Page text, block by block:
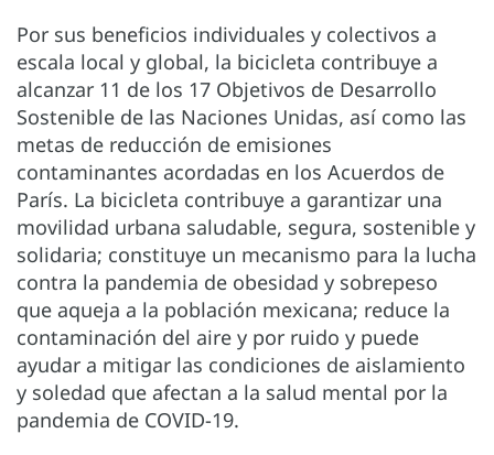
Por sus beneficios individuales y colectivos a
escala local y global, la bicicleta contribuye a
alcanzar 11 de los 17 Objetivos de Desarrollo
Sostenible de las Naciones Unidas, así como las
metas de reducción de emisiones
contaminantes acordadas en los Acuerdos de
París. La bicicleta contribuye a garantizar una
movilidad urbana saludable, segura, sostenible y
solidaria; constituye un mecanismo para la lucha
contra la pandemia de obesidad y sobrepeso
que aqueja a la población mexicana; reduce la
contaminación del aire y por ruido y puede
ayudar a mitigar las condiciones de aislamiento
y soledad que afectan a la salud mental por la
pandemia de COVID-19.